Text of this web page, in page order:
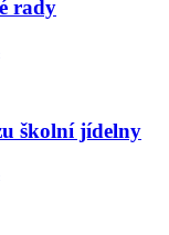
rady
školní jídelny